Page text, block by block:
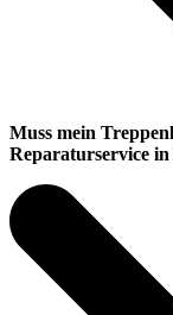
Muss mein
Reparaturservice